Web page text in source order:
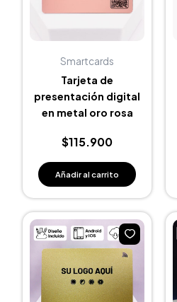
Smartcards
Tarjeta de
presentación digital
en metal oro rosa
$115.900
Añadir al carrito